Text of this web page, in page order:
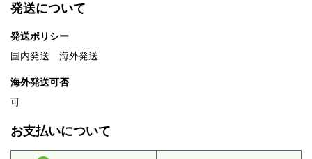
発送について
発送ポリシー
国内発送 海外発送
海外発送可否
可
お支払いについて